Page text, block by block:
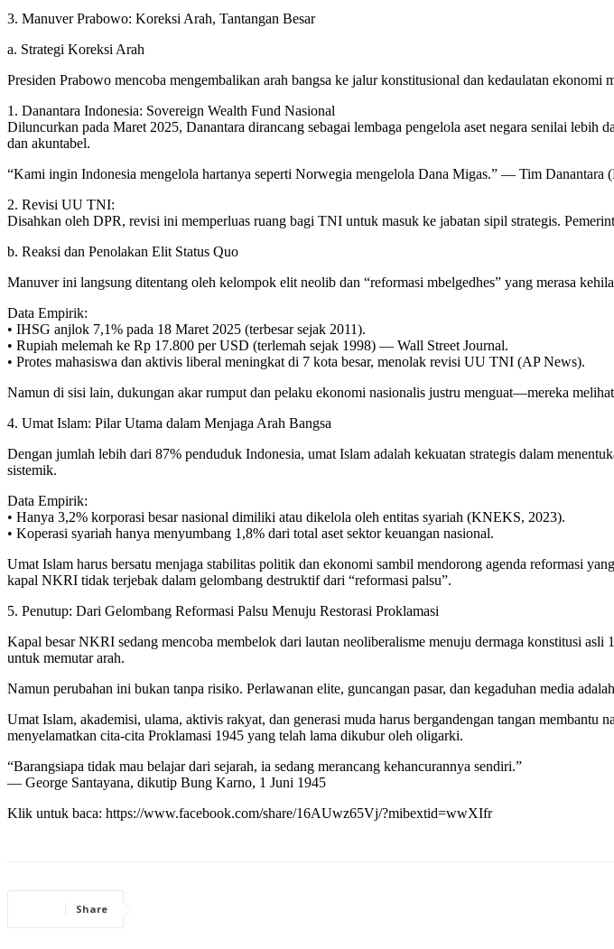
3. Manuver Prabowo: Koreksi Arah, Tantangan Besar
a. Strategi Koreksi Arah
Presiden Prabowo mencoba mengembalikan arah bangsa ke jalur konstitusional dan kedaulatan ekonomi
1. Danantara Indonesia: Sovereign Wealth Fund Nasional
Diluncurkan pada Maret 2025, Danantara dirancang sebagai lembaga pengelola aset negara senilai
dan akuntabel.
“Kami ingin Indonesia mengelola hartanya seperti Norwegia mengelola Dana Migas.” — Tim Danantara
2. Revisi UU TNI:
Disahkan oleh DPR, revisi ini memperluas ruang bagi TNI untuk masuk ke jabatan sipil strategis.
b. Reaksi dan Penolakan Elit Status Quo
Manuver ini langsung ditentang oleh kelompok elit neolib dan “reformasi mbelgedhes” yang merasa
Data Empirik:
• IHSG anjlok 7,1% pada 18 Maret 2025 (terbesar sejak 2011).
• Rupiah melemah ke Rp 17.800 per USD (terlemah sejak 1998) — Wall Street Journal.
• Protes mahasiswa dan aktivis liberal meningkat di 7 kota besar, menolak revisi UU TNI (AP News).
Namun di sisi lain, dukungan akar rumput dan pelaku ekonomi nasionalis justru menguat—mereka
4. Umat Islam: Pilar Utama dalam Menjaga Arah Bangsa
Dengan jumlah lebih dari 87% penduduk Indonesia, umat Islam adalah kekuatan strategis dalam
sistemik.
Data Empirik:
• Hanya 3,2% korporasi besar nasional dimiliki atau dikelola oleh entitas syariah (KNEKS, 2023).
• Koperasi syariah hanya menyumbang 1,8% dari total aset sektor keuangan nasional.
Umat Islam harus bersatu menjaga stabilitas politik dan ekonomi sambil mendorong agenda reformasi
kapal NKRI tidak terjebak dalam gelombang destruktif dari “reformasi palsu”.
5. Penutup: Dari Gelombang Reformasi Palsu Menuju Restorasi Proklamasi
Kapal besar NKRI sedang mencoba membelok dari lautan neoliberalisme menuju dermaga konstitusi
untuk memutar arah.
Namun perubahan ini bukan tanpa risiko. Perlawanan elite, guncangan pasar, dan kegaduhan media
Umat Islam, akademisi, ulama, aktivis rakyat, dan generasi muda harus bergandengan tangan
menyelamatkan cita-cita Proklamasi 1945 yang telah lama dikubur oleh oligarki.
“Barangsiapa tidak mau belajar dari sejarah, ia sedang merancang kehancurannya sendiri.”
— George Santayana, dikutip Bung Karno, 1 Juni 1945
Klik untuk baca: https://www.facebook.com/share/16AUwz65Vj/?mibextid=wwXIfr
Share